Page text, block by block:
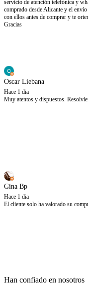
servicio de atención telefónica y
comprado desde Alicante y el
con ellos antes de comprar y te
Gracias
Oscar Liebana
Hace 1 dia
Muy atentos y dispuestos.
Gina Bp
Hace 1 dia
El cliente solo ha valorado su
Han confiado en nosotros